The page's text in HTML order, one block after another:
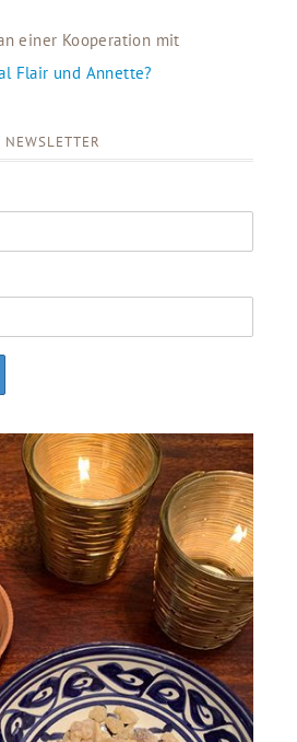
einer Kooperation mit
Flair und Annette?
NEWSLETTER